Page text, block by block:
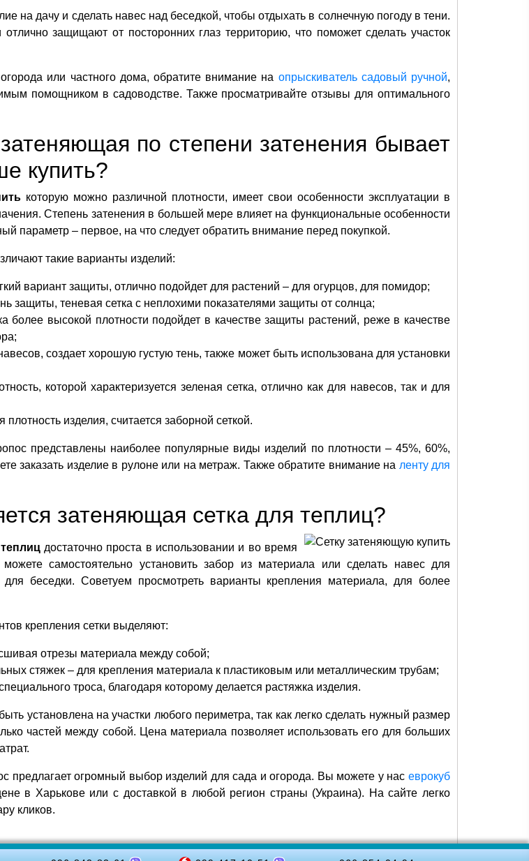
на дачу и сделать навес над беседкой, чтобы отдыхать в солнечную погоду в тени.
защищают от посторонних глаз территорию, что поможет сделать участок
или частного дома, обратите внимание на опрыскиватель садовый ручной,
помощником в садоводстве. Также просматривайте отзывы для оптимального
по степени затенения бывает
купить?
которую можно различной плотности, имеет свои особенности эксплуатации в
Степень затенения в большей мере влияет на функциональные особенности
параметр – первое, на что следует обратить внимание перед покупкой.
такие варианты изделий:
вариант защиты, отлично подойдет для растений – для огурцов, для помидор;
защиты, теневая сетка с неплохими показателями защиты от солнца;
более высокой плотности подойдет в качестве защиты растений, реже в качестве
создает хорошую густую тень, также может быть использована для установки
которой характеризуется зеленая сетка, отлично как для навесов, так и для
изделия, считается заборной сеткой.
представлены наиболее популярные виды изделий по плотности – 45%, 60%,
заказать изделие в рулоне или на метраж. Также обратите внимание на ленту для
затеняющая сетка для теплиц?
достаточно проста в использовании и во время
самостоятельно установить забор из материала или сделать навес для
беседки. Советуем просмотреть варианты крепления материала, для более
крепления сетки выделяют:
отрезы материала между собой;
стяжек – для крепления материала к пластиковым или металлическим трубам;
троса, благодаря которому делается растяжка изделия.
установлена на участки любого периметра, так как легко сделать нужный размер
частей между собой. Цена материала позволяет использовать его для больших
предлагает огромный выбор изделий для сада и огорода. Вы можете у нас еврокуб
в Харькове или с доставкой в любой регион страны (Украина). На сайте легко
кликов.